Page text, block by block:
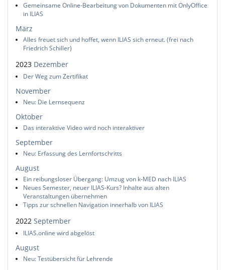
Gemeinsame Online-Bearbeitung von Dokumenten mit OnlyOffice
in ILIAS
März
Alles freuet sich und hoffet, wenn ILIAS sich erneut. (frei nach
Friedrich Schiller)
2023 Dezember
Der Weg zum Zertifikat
November
Neu: Die Lernsequenz
Oktober
Das interaktive Video wird noch interaktiver
September
Neu: Erfassung des Lernfortschritts
August
Ein reibungsloser Übergang: Umzug von k-MED nach ILIAS
Neues Semester, neuer ILIAS-Kurs? Inhalte aus alten
Veranstaltungen übernehmen
Tipps zur schnellen Navigation innerhalb von ILIAS
2022 September
ILIAS.online wird abgelöst
August
Neu: Testübersicht für Lehrende